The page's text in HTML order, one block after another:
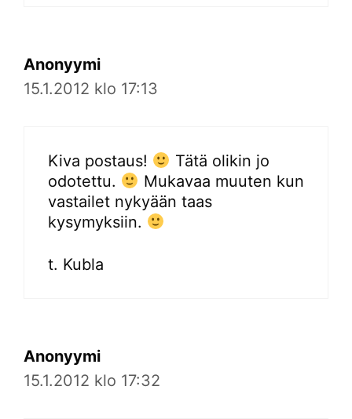
Anonyymi
15.1.2012 klo 17:13
Kiva postaus!
Tätä olikin jo
odotettu.
Mukavaa muuten kun
vastailet nykyään taas
kysymyksiin.
t. Kubla
Anonyymi
15.1.2012 klo 17:32